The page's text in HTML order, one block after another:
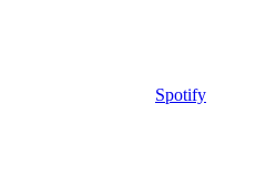
Spotify